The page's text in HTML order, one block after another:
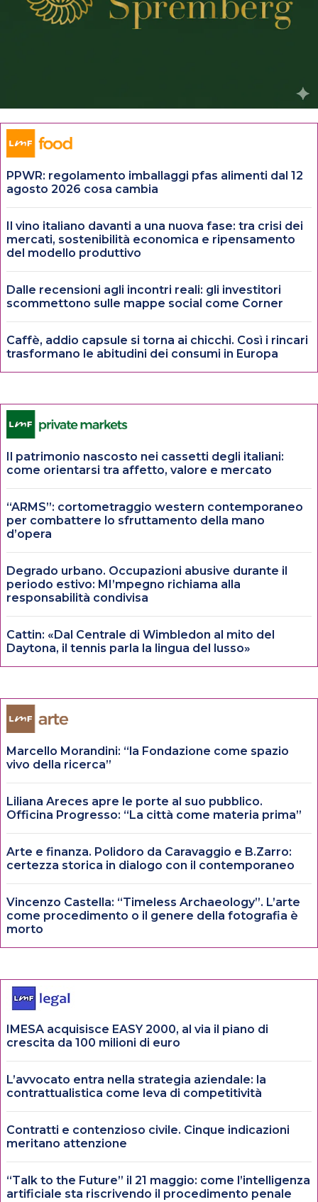
PPWR: regolamento imballaggi pfas alimenti dal 12
agosto 2026 cosa cambia
Il vino italiano davanti a una nuova fase: tra crisi dei
mercati, sostenibilità economica e ripensamento
del modello produttivo
Dalle recensioni agli incontri reali: gli investitori
scommettono sulle mappe social come Corner
Caffè, addio capsule si torna ai chicchi. Così i rincari
trasformano le abitudini dei consumi in Europa
Il patrimonio nascosto nei cassetti degli italiani:
come orientarsi tra affetto, valore e mercato
“ARMS”: cortometraggio western contemporaneo
per combattere lo sfruttamento della mano
d’opera
Degrado urbano. Occupazioni abusive durante il
periodo estivo: MI’mpegno richiama alla
responsabilità condivisa
Cattin: «Dal Centrale di Wimbledon al mito del
Daytona, il tennis parla la lingua del lusso»
Marcello Morandini: “la Fondazione come spazio
vivo della ricerca”
Liliana Areces apre le porte al suo pubblico.
Officina Progresso: “La città come materia prima”
Arte e finanza. Polidoro da Caravaggio e B.Zarro:
certezza storica in dialogo con il contemporaneo
Vincenzo Castella: “Timeless Archaeology”. L’arte
come procedimento o il genere della fotografia è
morto
IMESA acquisisce EASY 2000, al via il piano di
crescita da 100 milioni di euro
L’avvocato entra nella strategia aziendale: la
contrattualistica come leva di competitività
Contratti e contenzioso civile. Cinque indicazioni
meritano attenzione
“Talk to the Future” il 21 maggio: come l’intelligenza
artificiale sta riscrivendo il procedimento penale